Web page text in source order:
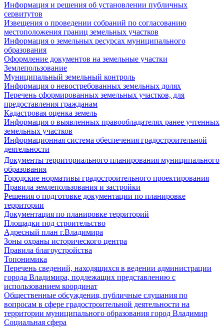
Информация и решения об установлении публичных
сервитутов
Извещения о проведении собраний по согласованию
местоположения границ земельных участков
Информация о земельных ресурсах муниципального
образования
Оформление документов на земельные участки
Землепользование
Муниципальный земельный контроль
Информация о невостребованных земельных долях
Перечень сформированных земельных участков, для
предоставления гражданам
Кадастровая оценка земель
Информация о выявленных правообладателях ранее учтенных
земельных участков
Информационная система обеспечения градостроительной
деятельности
Документы территориального планирования муниципального
образования
Городские нормативы градостроительного проектирования
Правила землепользования и застройки
Решения о подготовке документации по планировке
территории
Документация по планировке территорий
Площадки под строительство
Адресный план г.Владимира
Зоны охраны исторического центра
Правила благоустройства
Топонимика
Перечень сведений, находящихся в ведении администрации
города Владимира, подлежащих представлению с
использованием координат
Общественные обсуждения, публичные слушания по
вопросам в сфере градостроительной деятельности на
территории муниципального образования город Владимир
Социальная сфера